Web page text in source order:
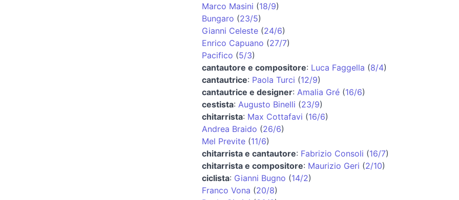
Marco Masini (18/9)
Bungaro (23/5)
Gianni Celeste(24/6)
Enrico Capuano (27/7)
Pacifico (5/3)
cantautore e compositore: Luca Faggella (8/4)
cantautrice: Paola Turci (12/9)
cantautrice e designer: Amalia Gré(16/6)
cestista: Augusto Binelli (23/9)
chitarrista: Max Cottafavi (16/6)
Andrea Braido (26/6)
Mel Previte(11/6)
chitarrista e cantautore: Fabrizio Consoli (16/7)
chitarrista e compositore: Maurizio Geri (2/10)
ciclista: Gianni Bugno (14/2)
Franco Vona (20/8)